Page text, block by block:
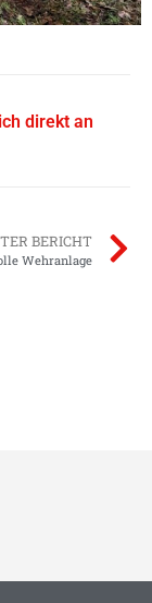
direkt an
BERICHT
Wehranlage